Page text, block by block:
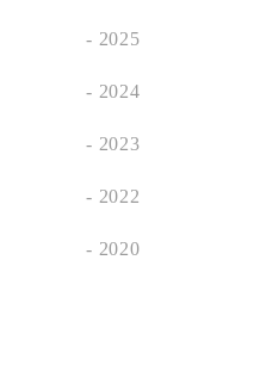
2025
2024
2023
2022
2020